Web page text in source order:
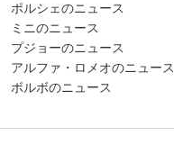
ポルシェのニュース
ミニのニュース
プジョーのニュース
アルファ・ロメオのニュース
ボルボのニュース